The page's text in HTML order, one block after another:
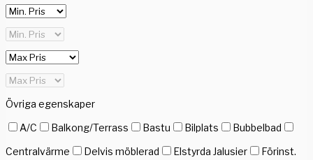
Övriga egenskaper
A/C
Balkong/Terrass Bastu Bilplats
Bubbelbad
Centralvärme
Delvis möblerad Elstyrda Jalusier
Förinst.